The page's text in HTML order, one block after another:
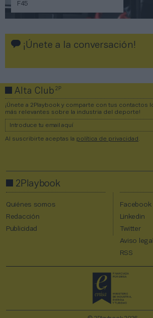
F45
¡Únete a la conversación!
Alta Club2P
¡Únete a 2Playbook y comparte con tus contactos
más relevantes sobre la industria del deporte!
Al suscribirte aceptas la política de privacidad
2Playbook
Quiénes somos
Redacción
Publicidad
Facebook
Linkedin
Twitter
Aviso legal
RSS